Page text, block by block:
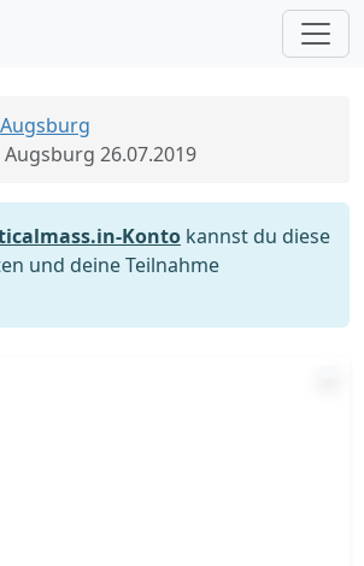
Augsburg
26.07.2019
Konto kannst du diese
und deine Teilnahme